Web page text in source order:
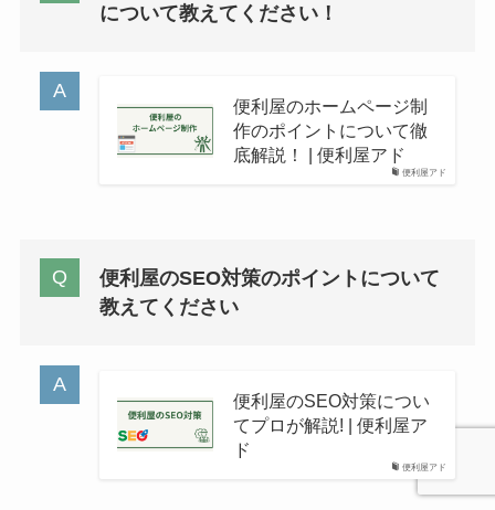
について教えてください！
便利屋アド
便利屋のホームページ制
作のポイントについて徹
底解説！ | 便利屋アド
便利屋のSEO対策のポイントについて
教えてください
便利屋アド
便利屋のSEO対策につい
てプロが解説! | 便利屋ア
ド